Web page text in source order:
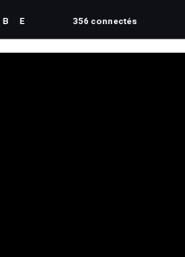
B E 356 connectés